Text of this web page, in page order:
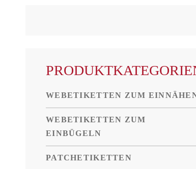
WEBETIKETTEN ZUM
WEBETIKETTEN ZUM
EINBÜGELN
PATCHETIKETTEN